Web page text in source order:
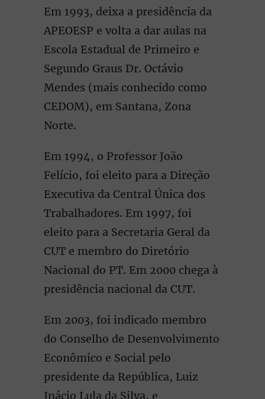
Em 1993, deixa a presidência da
APEOESP e volta a dar aulas na
Escola Estadual de Primeiro e
Segundo Graus Dr. Octávio
Mendes (mais conhecido como
CEDOM), em Santana, Zona
Norte.
Em 1994, o Professor João
Felício, foi eleito para a Direção
Executiva da Central Única dos
Trabalhadores. Em 1997, foi
eleito para a Secretaria Geral da
CUT e membro do Diretório
Nacional do PT. Em 2000 chega à
presidência nacional da CUT.
Em 2003, foi indicado membro
do Conselho de Desenvolvimento
Econômico e Social pelo
presidente da República, Luiz
Inácio Lula da Silva, e